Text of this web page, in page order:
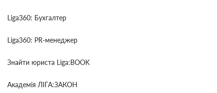
Liga360: Бухгалтер
Liga360: PR-менеджер
Знайти юриста Liga:BOOK
Академія ЛІГА:ЗАКОН